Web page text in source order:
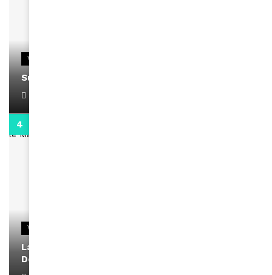
VIDEOS
Support Black Business Wee-kend
VIDEOS
La rubrique santé speciale coronavirus du
Docteur Makanda